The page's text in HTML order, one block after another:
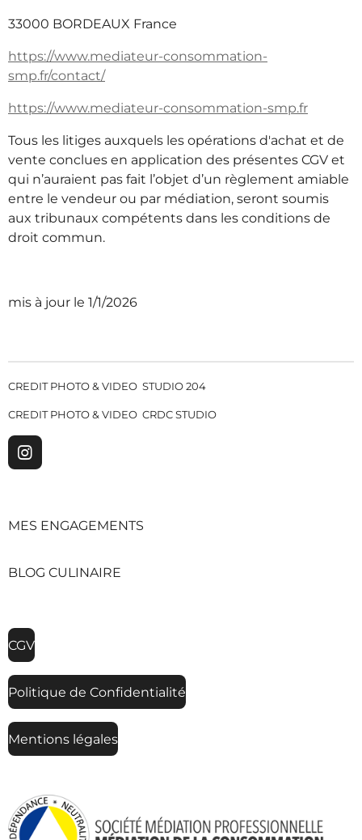
33000 BORDEAUX France
https://www.mediateur-consommation-
smp.fr/contact/
https://www.mediateur-consommation-smp.fr
Tous les litiges auxquels les opérations d'achat et de
vente conclues en application des présentes CGV et
qui n’auraient pas fait l’objet d’un règlement amiable
entre le vendeur ou par médiation, seront soumis
aux tribunaux compétents dans les conditions de
droit commun.
mis à jour le 1/1/2026
CREDIT PHOTO & VIDEO STUDIO 204
CREDIT PHOTO & VIDEO CRDC STUDIO
I
n
a
a
m
MES ENGAGEMENTS
BLOG CULINAIRE
CGV
Politique de Confidentialité
Mentions légales